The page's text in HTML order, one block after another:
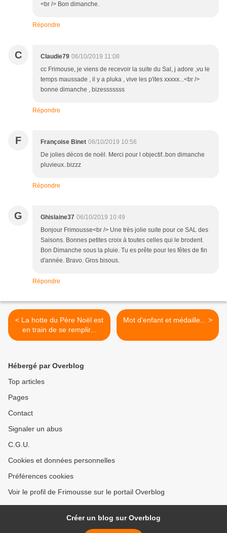
<br /> Bon dimanche.
Répondre
C Claudie79 06/10/2019 11:08
cc Frimouse, je viens de recevoir la suite du Sal, j adore ,vu le
temps maussade , il y a pluka , vive les p'ites xxxxx...<br />
bonne dimanche , bizesssssss
Répondre
F Françoise Binet 06/10/2019 10:56
De jolies décos de noël. Merci pour l objectif..bon dimanche
pluvieux..bizzz
Répondre
G Ghislaine37 06/10/2019 10:49
Bonjour Frimousse<br /> Une très jolie suite pour ce SAL des
Saisons. Bonnes petites croix à toutes celles qui le brodent.
Bon Dimanche sous la pluie. Tu es prête pour les fêtes de fin
d'année. Bravo. Gros bisous.
Répondre
< La hotte du Père Noël est
en train de se remplir...
Mot d'enfant et médaille... >
Hébergé par Overblog
Top articles
Pages
Contact
Signaler un abus
C.G.U.
Cookies et données personnelles
Préférences cookies
Voir le profil de Frimousse sur le portail Overblog
Créer un blog sur Overblog